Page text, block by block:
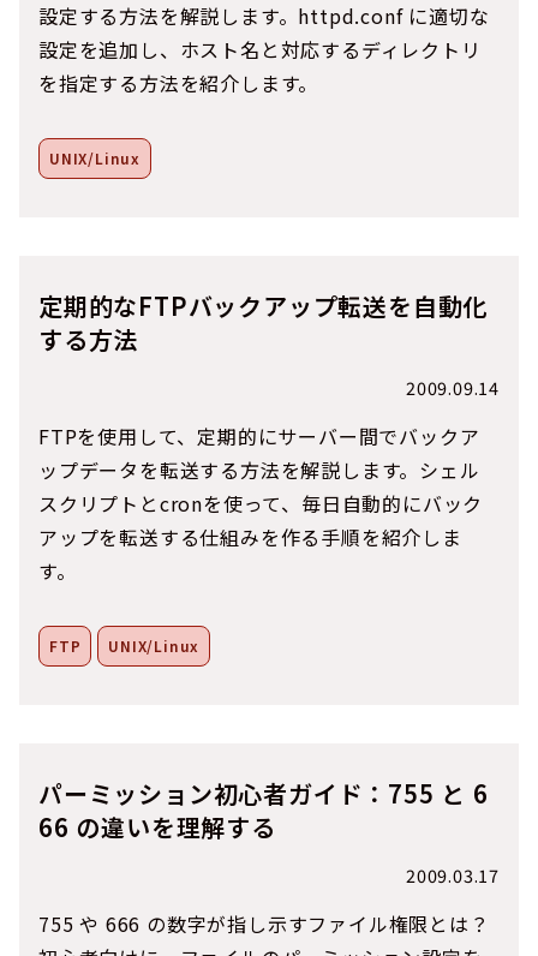
設定する方法を解説します。httpd.conf に適切な
設定を追加し、ホスト名と対応するディレクトリ
を指定する方法を紹介します。
UNIX/Linux
定期的なFTPバックアップ転送を自動化
する方法
2009.09.14
FTPを使用して、定期的にサーバー間でバックア
ップデータを転送する方法を解説します。シェル
スクリプトとcronを使って、毎日自動的にバック
アップを転送する仕組みを作る手順を紹介しま
す。
FTP UNIX/Linux
パーミッション初心者ガイド：755 と 6
66 の違いを理解する
2009.03.17
755 や 666 の数字が指し示すファイル権限とは？